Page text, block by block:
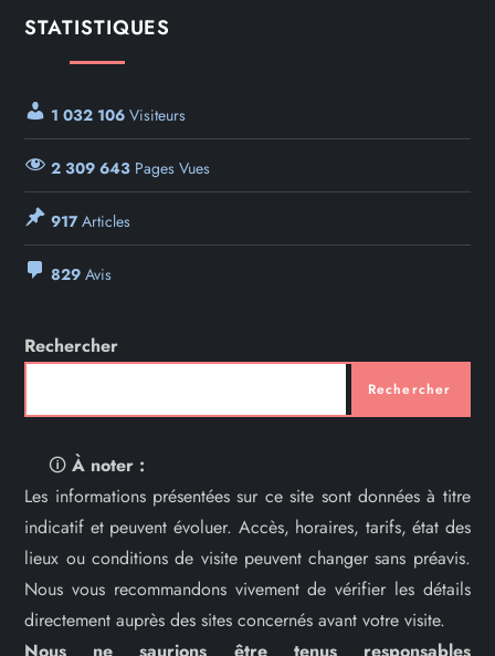
STATISTIQUES
1 032 106 Visiteurs
2 309 643 Pages Vues
917Articles
829 Avis
Rechercher
Rechercher
🛈À noter :
Les informations présentées sur ce site sont données à titre
indicatif et peuvent évoluer. Accès, horaires, tarifs, état des
lieux ou conditions de visite peuvent changer sans préavis.
Nous vous recommandons vivement de vérifier les détails
directement auprès des sites concernés avant votre visite.